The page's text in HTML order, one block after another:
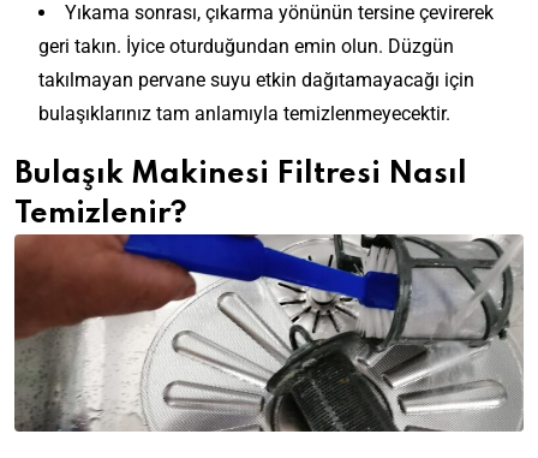
Yıkama sonrası, çıkarma yönünün tersine çevirerek
geri takın. İyice oturduğundan emin olun. Düzgün
takılmayan pervane suyu etkin dağıtamayacağı için
bulaşıklarınız tam anlamıyla temizlenmeyecektir.
Bulaşık Makinesi Filtresi Nasıl
Temizlenir?